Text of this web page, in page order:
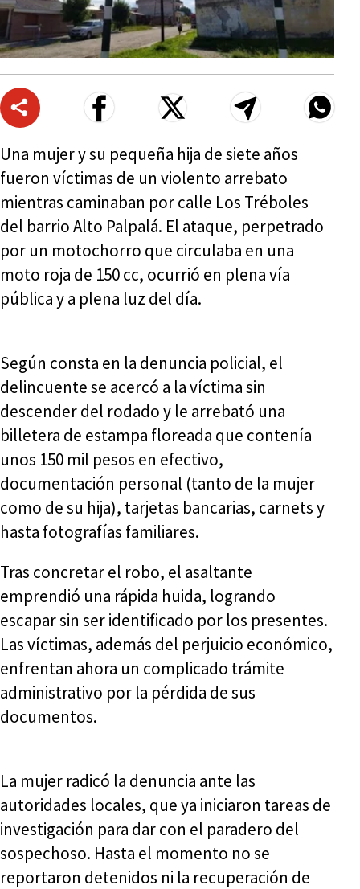
Una mujer y su pequeña hija de siete años
fueron víctimas de un violento arrebato
mientras caminaban por calle Los Tréboles
del barrio Alto Palpalá. El ataque, perpetrado
por un motochorro que circulaba en una
moto roja de 150 cc, ocurrió en plena vía
pública y a plena luz del día.
Según consta en la denuncia policial, el
delincuente se acercó a la víctima sin
descender del rodado y le arrebató una
billetera de estampa floreada que contenía
unos 150 mil pesos en efectivo,
documentación personal (tanto de la mujer
como de su hija), tarjetas bancarias, carnets y
hasta fotografías familiares.
Tras concretar el robo, el asaltante
emprendió una rápida huida, logrando
escapar sin ser identificado por los presentes.
Las víctimas, además del perjuicio económico,
enfrentan ahora un complicado trámite
administrativo por la pérdida de sus
documentos.
La mujer radicó la denuncia ante las
autoridades locales, que ya iniciaron tareas de
investigación para dar con el paradero del
sospechoso. Hasta el momento no se
reportaron detenidos ni la recuperación de